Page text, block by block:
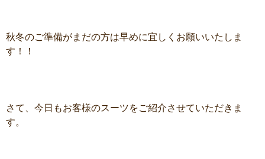
秋冬のご準備がまだの方は早めに宜しくお願いいたしま
す！！
さて、今日もお客様のスーツをご紹介させていただきま
す。